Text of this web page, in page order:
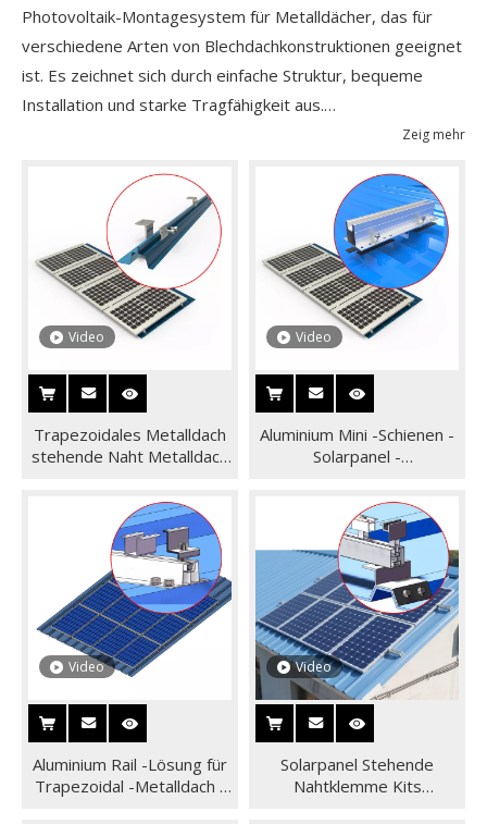
Photovoltaik-Montagesystem für Metalldächer, das für
verschiedene Arten von Blechdachkonstruktionen geeignet
ist. Es zeichnet sich durch einfache Struktur, bequeme
Installation und starke Tragfähigkeit aus.
Zeig mehr
Video
Trapezoidales Metalldach
stehende Naht Metalldach
Stützsystem
Video
Aluminium Mini -Schienen -
Solarpanel -
für Metalldach -
Montagestruktursystem
Video
Aluminium Rail -Lösung für
Trapezoidal -Metalldach -
Video
Solarpanel Stehende
Nahtklemme Kits